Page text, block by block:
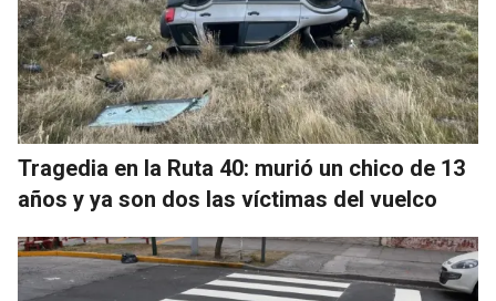
Tragedia en la Ruta 40: murió un chico de 13
años y ya son dos las víctimas del vuelco